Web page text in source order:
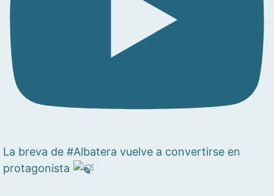
La breva de #Albatera vuelve a convertirse en
protagonista